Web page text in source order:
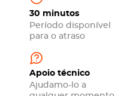
30 minutos
Período disponível
para o atraso
Apoio técnico
Ajudamo-lo a